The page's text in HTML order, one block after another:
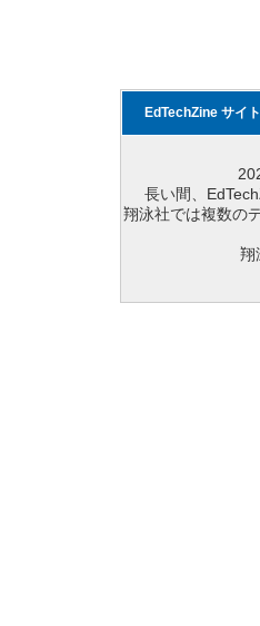
EdTechZine サイ
長い間、
翔泳社では複数の
翔